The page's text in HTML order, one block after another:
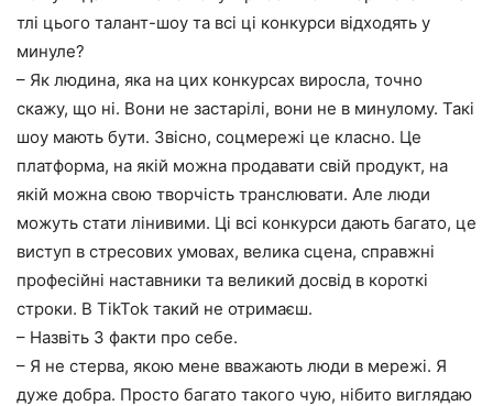
тлі цього талант-шоу та всі ці конкурси відходять у
минуле?
– Як людина, яка на цих конкурсах виросла, точно
скажу, що ні. Вони не застарілі, вони не в минулому. Такі
шоу мають бути. Звісно, соцмережі це класно. Це
платформа, на якій можна продавати свій продукт, на
якій можна свою творчість транслювати. Але люди
можуть стати лінивими. Ці всі конкурси дають багато, це
виступ в стресових умовах, велика сцена, справжні
професійні наставники та великий досвід в короткі
строки. В TikTok такий не отримаєш.
– Назвіть 3 факти про себе.
– Я не стерва, якою мене вважають люди в мережі. Я
дуже добра. Просто багато такого чую, нібито виглядаю